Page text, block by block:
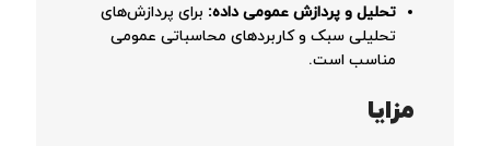
تحلیل و پردازش عمومی داده: برای پردازش‌های
تحلیلی سبک و کاربردهای محاسباتی عمومی
مناسب است.
مزایا